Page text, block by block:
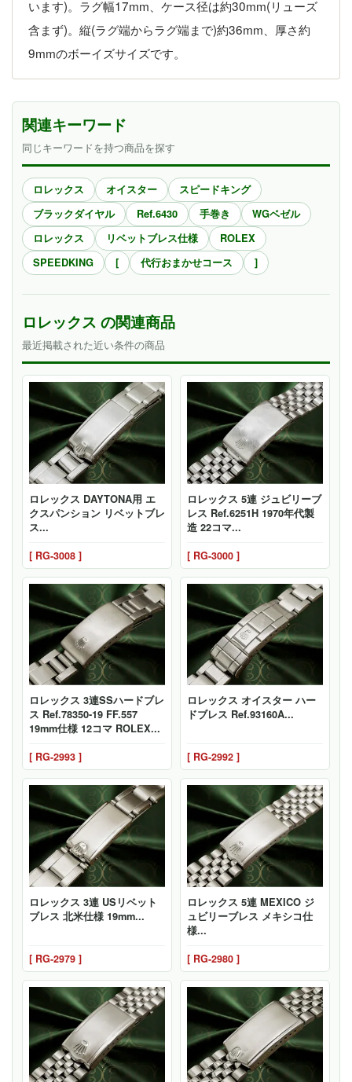
います)。ラグ幅17mm、ケース径は約30mm(リューズ
含まず)。縦(ラグ端からラグ端まで)約36mm、厚さ約
9mmのボーイズサイズです。
関連キーワード
同じキーワードを持つ商品を探す
ロレックス オイスター
スピードキング
ブラックダイヤル
Ref.6430 手巻き
WGベゼル
ロレックス
リベットブレス仕様
ROLEX
SPEEDKING
[ 代行おまかせコース ]
ロレックス の関連商品
最近掲載された近い条件の商品
ロレックス DAYTONA用 エ
クスパンション リベットブレ
ス...
[ RG-3008 ]
ロレックス 5連 ジュビリーブ
レス Ref.6251H 1970年代製
造 22コマ...
[ RG-3000 ]
ロレックス 3連SSハードブレ
ス Ref.78350-19 FF.557
19mm仕様 12コマ ROLEX...
[ RG-2993 ]
ロレックス オイスター ハー
ドブレス Ref.93160A...
[ RG-2992 ]
ロレックス 3連 USリベット
ブレス 北米仕様 19mm...
[ RG-2979 ]
ロレックス 5連 MEXICO ジ
ュビリーブレス メキシコ仕
様...
[ RG-2980 ]